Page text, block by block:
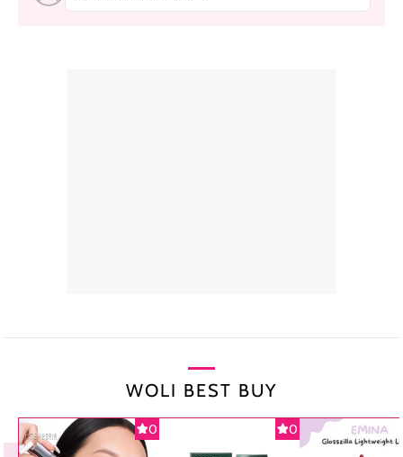
WOLI BEST BUY
0 0